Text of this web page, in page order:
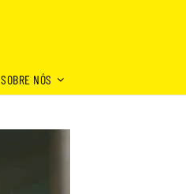
SOBRE NÓS